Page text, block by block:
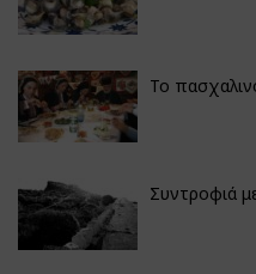
Το
Συντροφιά